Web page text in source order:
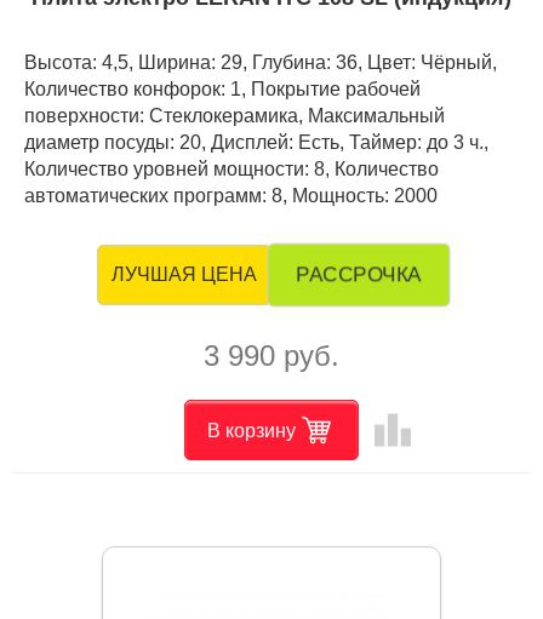
Высота: 4,5, Ширина: 29, Глубина: 36, Цвет: Чёрный,
Количество конфорок: 1, Покрытие рабочей
поверхности: Стеклокерамика, Максимальный
диаметр посуды: 20, Дисплей: Есть, Таймер: до 3 ч.,
Количество уровней мощности: 8, Количество
автоматических программ: 8, Мощность: 2000
ЛУЧШАЯ ЦЕНА РАССРОЧКА
3 990 руб.
В корзину leaderboard